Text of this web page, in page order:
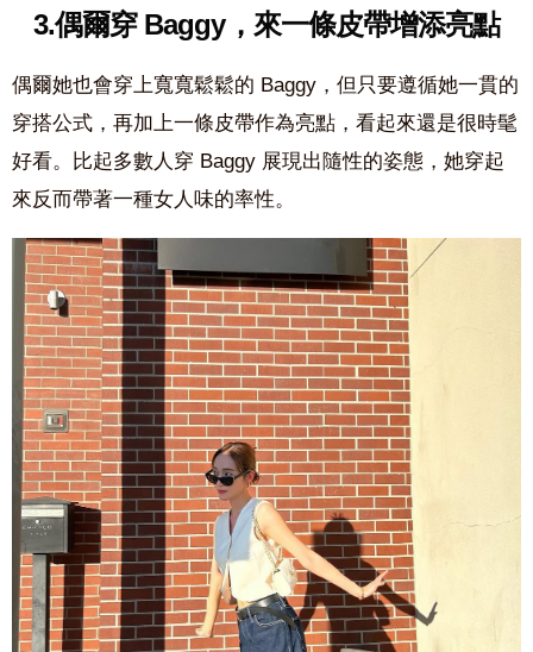
3.偶爾穿 Baggy，來一條皮帶增添亮點
偶爾她也會穿上寬寬鬆鬆的 Baggy，但只要遵循她一貫的
穿搭公式，再加上一條皮帶作為亮點，看起來還是很時髦
好看。比起多數人穿 Baggy 展現出隨性的姿態，她穿起
來反而帶著一種女人味的率性。